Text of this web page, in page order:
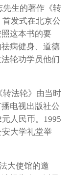
先生的著作《转
发式在北京公
这本书的要
病健身、道德
轮功学员他们
转法轮》由当时
电视出版社公
人民币。1995
大学礼堂举
大使馆的邀